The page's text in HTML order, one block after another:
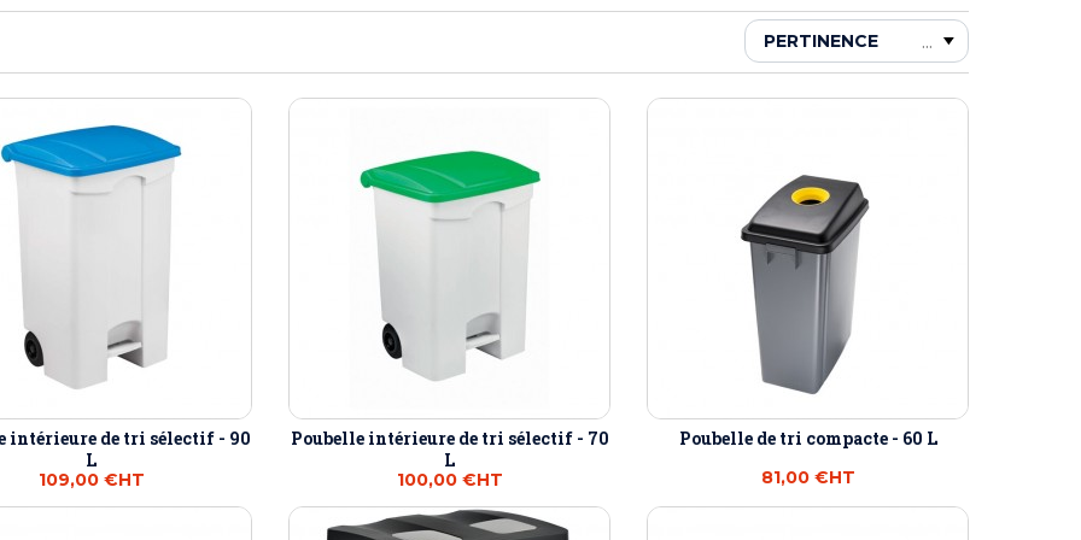
extérieurs
cérémonies
intérieure de tri sélectif - 90
L
109,00 €HT
Poubelle intérieure de tri sélectif - 70
L
100,00 €HT
Poubelle de tri compacte - 60 L
81,00 €HT